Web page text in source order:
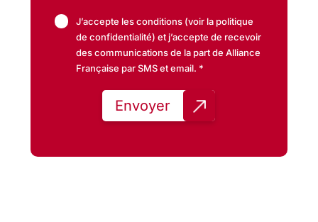
J’accepte les conditions (voir la politique
de confidentialité) et j’accepte de recevoir
des communications de la part de Alliance
Française par SMS et email. *